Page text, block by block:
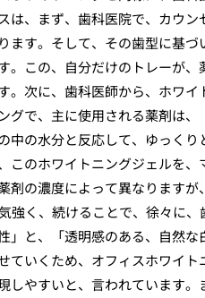
、まず、歯科医院で、カウ
す。そして、その歯型に基
。この、自分だけのトレーが
。次に、歯科医師から、ホワ
で、主に使用される薬剤は
中の水分と反応して、ゆっく
のホワイトニングジェルを
の濃度によって異なります
強く、続けることで、徐々に
」と、「透明感のある、自然
いくため、オフィスホワイト
しやすいと、言われています